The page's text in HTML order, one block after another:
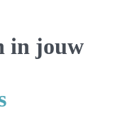
in jouw